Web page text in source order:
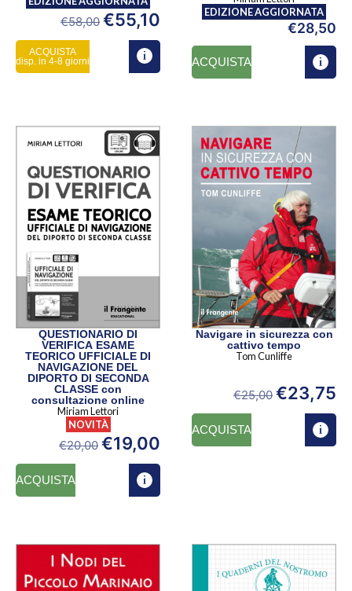
€58,00 €55,10
ACQUISTA
disp. in 4-8 giorni
EDIZIONE AGGIORNATA
€28,50
ACQUISTA
QUESTIONARIO DI
VERIFICA ESAME
TEORICO UFFICIALE DI
NAVIGAZIONE DEL
DIPORTO DI SECONDA
CLASSE con
consultazione online
Miriam Lettori
NOVITÀ
€20,00 €19,00
ACQUISTA
Navigare in sicurezza con
cattivo tempo
Tom Cunliffe
€25,00 €23,75
ACQUISTA